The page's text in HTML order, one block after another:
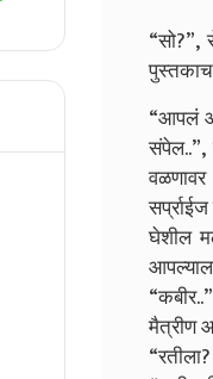
“सो?”,
“आपलं
संपेल..”,
घेशील
मैत्रीण